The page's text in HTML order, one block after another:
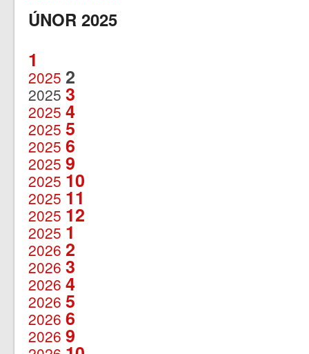
ÚNOR 2025
1
2025 2
2025 3
2025 4
2025 5
2025 6
2025 9
2025 10
2025 11
2025 12
2025 1
2026 2
2026 3
2026 4
2026 5
2026 6
2026 9